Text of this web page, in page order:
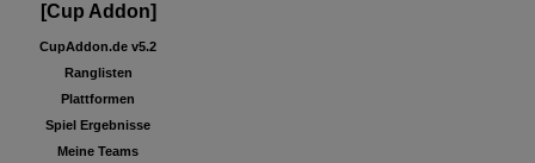
[Cup Addon]
CupAddon.de v5.2
Ranglisten
Plattformen
Spiel Ergebnisse
Meine Teams